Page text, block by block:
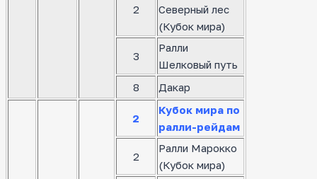
2
Северный лес
(Кубок мира)
3
Ралли
Шелковый путь
8
Дакар
2
Кубок мира по
ралли-рейдам
2
Ралли Марокко
(Кубок мира)